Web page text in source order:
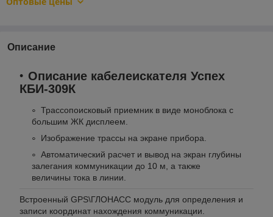
Описание
Описание кабелеискателя Успех
КБИ-309К
Трассопоисковый приемник в виде моноблока с
большим ЖК дисплеем.
Изображение трассы на экране прибора.
Автоматический расчет и вывод на экран глубины
залегания коммуникации до 10 м, а также
величины тока в линии.
Встроенный GPS\ГЛОНАСС модуль для определения и
записи координат нахождения коммуникации.